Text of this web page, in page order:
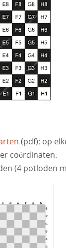
(pdf); op
coördinaten.
(4 potloden